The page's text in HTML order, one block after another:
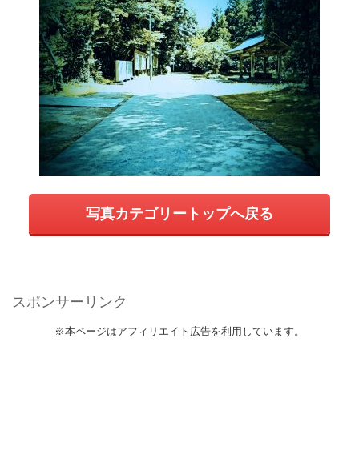
写真カテゴリートップへ戻る
スポンサーリンク
※本ページはアフィリエイト広告を利用しています。